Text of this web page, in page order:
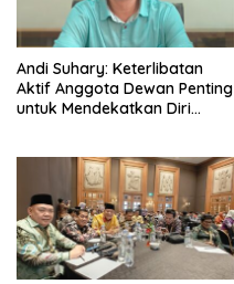
Andi Suhary: Keterlibatan
Aktif Anggota Dewan Penting
untuk Mendekatkan Diri